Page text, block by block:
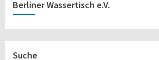
Berliner Wassertisch e.V.
Suche